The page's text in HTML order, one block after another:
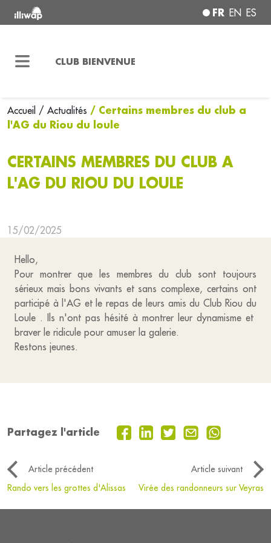
FR EN ES
CLUB BIENVENUE
Accueil / Actualités / Certains membres du club a
l'AG du Riou du loule
CERTAINS MEMBRES DU CLUB A
L'AG DU RIOU DU LOULE
15/02/2025
Hello,
Pour montrer que les membres du club sont toujours
sérieux mais bons vivants et sans complexe, certains ont
participé à l'AG et le repas de leurs amis du Club Riou du
Loule . Ils n'ont pas hésité à montrer leur dynamisme et
braver le ridicule pour amuser la galerie.
Restons jeunes.
Partagez l'article
Article précédent
Article suivant
Rando vers les grottes d'Alissas
Virée des randonneurs sur Veyras